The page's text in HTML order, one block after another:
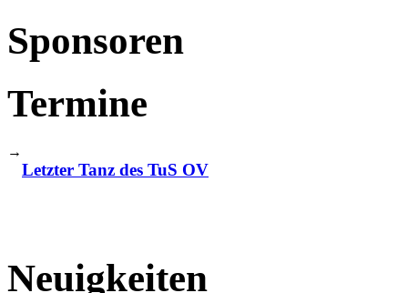
Sponsoren
Termine
→
Letzter Tanz des TuS OV
Neuigkeiten